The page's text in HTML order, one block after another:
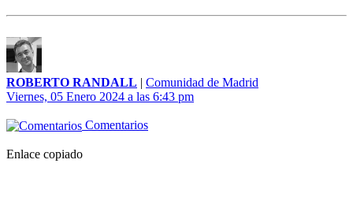
ROBERTO RANDALL | Comunidad de Madrid
Viernes, 05 Enero 2024 a las 6:43 pm
Comentarios
Enlace copiado